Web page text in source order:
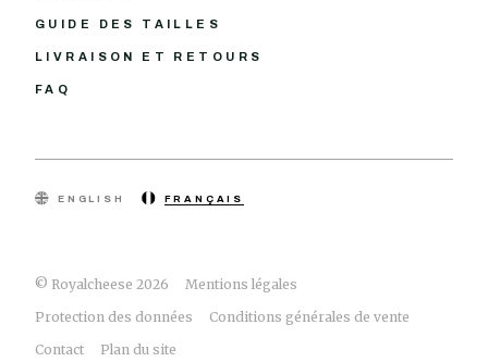
GUIDE DES TAILLES
LIVRAISON ET RETOURS
FAQ
© Royalcheese 2026
Mentions légales
Protection des données
Conditions générales de vente
Contact
Plan du site
ENGLISH FRANÇAIS